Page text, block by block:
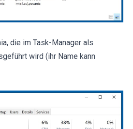
die im Task-Manager als
wird (ihr Name kann